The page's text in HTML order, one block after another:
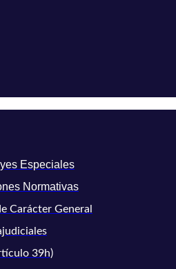
Especiales
Normativas
Carácter General
39h)